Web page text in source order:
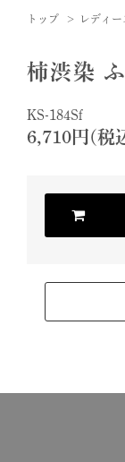
トップ レディ
柿渋染 ふ
KS-184Sf
6,710円(税